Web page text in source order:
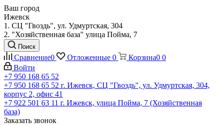
Ваш город
Ижевск
1. СЦ "Гвоздь", ул. Удмуртская, 304
2. "Хозяйственная база" улица Пойма, 7
Поиск
Сравнение0 Отложенные 0 Корзина0 0
Войти
+7 950 168 65 52
+7 950 168 65 52 г. Ижевск, СЦ "Гвоздь", ул. Удмуртская, 304,
корпус 2, офис 41
+7 922 501 63 11 г. Ижевск, улица Пойма, 7 (Хозяйственная
база)
Заказать звонок